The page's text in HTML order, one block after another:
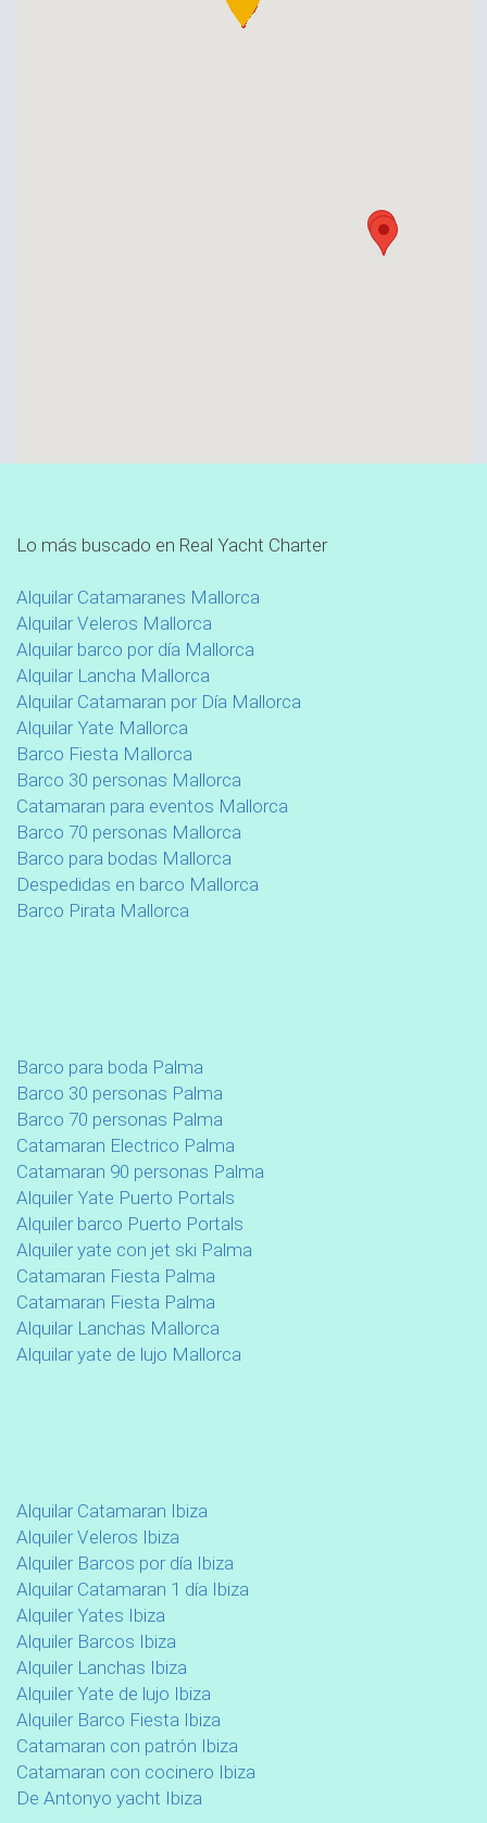
Lo más buscado en Real Yacht Charter
Alquilar Catamaranes Mallorca
Alquilar Veleros Mallorca
Alquilar barco por día Mallorca
Alquilar Lancha Mallorca
Alquilar Catamaran por Día Mallorca
Alquilar Yate Mallorca
Barco Fiesta Mallorca
Barco 30 personas Mallorca
Catamaran para eventos Mallorca
Barco 70 personas Mallorca
Barco para bodas Mallorca
Despedidas en barco Mallorca
Barco Pirata Mallorca
Barco para boda Palma
Barco 30 personas Palma
Barco 70 personas Palma
Catamaran Electrico Palma
Catamaran 90 personas Palma
Alquiler Yate Puerto Portals
Alquiler barco Puerto Portals
Alquiler yate con jet ski Palma
Catamaran Fiesta Palma
Catamaran Fiesta Palma
Alquilar Lanchas Mallorca
Alquilar yate de lujo Mallorca
Alquilar Catamaran Ibiza
Alquiler Veleros Ibiza
Alquiler Barcos por día Ibiza
Alquilar Catamaran 1 día Ibiza
Alquiler Yates Ibiza
Alquiler Barcos Ibiza
Alquiler Lanchas Ibiza
Alquiler Yate de lujo Ibiza
Alquiler Barco Fiesta Ibiza
Catamaran con patrón Ibiza
Catamaran con cocinero Ibiza
De Antonyo yacht Ibiza